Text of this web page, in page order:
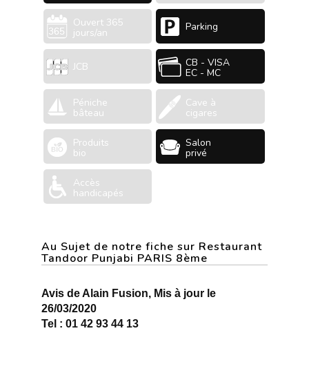
Ouvert 365
jours/an Parking
JCB CB - VISA
EC - MC
Péniche
bâteau
Cave à
cigares
Produits
bio
Salon
privé
Accès
handicapés
Au Sujet de notre fiche sur Restaurant
Tandoor Punjabi PARIS 8ème
Avis de Alain Fusion, Mis à jour le
26/03/2020
Tel : 01 42 93 44 13